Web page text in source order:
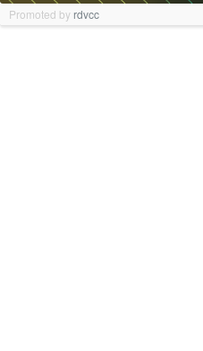
Promoted by rdvcc